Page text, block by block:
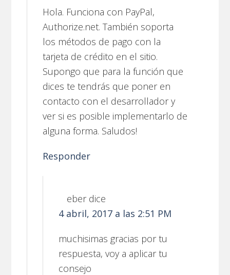
Hola. Funciona con PayPal,
Authorize.net. También soporta
los métodos de pago con la
tarjeta de crédito en el sitio.
Supongo que para la función que
dices te tendrás que poner en
contacto con el desarrollador y
ver si es posible implementarlo de
alguna forma. Saludos!
Responder
eber dice
4 abril, 2017 a las 2:51 PM
muchisimas gracias por tu
respuesta, voy a aplicar tu
consejo